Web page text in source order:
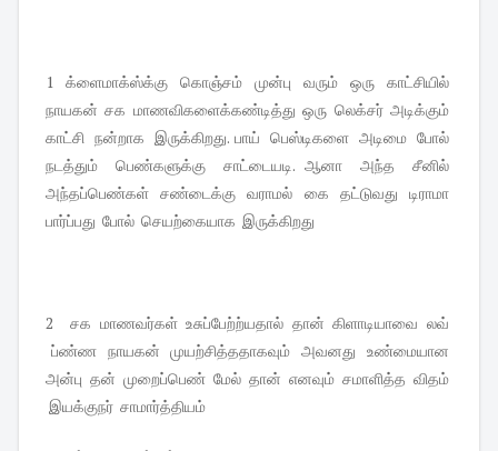
1 க்ளைமாக்ஸ்க்கு கொஞ்சம் முன்பு வரும் ஒரு காட்சியில்
நாயகன் சக மாணவிகளைக்கண்டித்து ஒரு லெக்சர் அடிக்கும்
காட்சி நன்றாக இருக்கிறது. பாய் பெஸ்டிகளை அடிமை போல்
நடத்தும் பெண்களுக்கு சாட்டையடி. ஆனா அந்த சீனில்
அந்தப்பெண்கள் சண்டைக்கு வராமல் கை தட்டுவது டிராமா
பார்ப்பது போல் செயற்கையாக இருக்கிறது
2 சக மாணவர்கள் உசுப்பேற்ற்யதால் தான் கிளாடியாவை லவ்
ப்ண்ண நாயகன் முயற்சித்ததாகவும் அவனது உண்மையான
அன்பு தன் முறைப்பெண் மேல் தான் எனவும் சமாளித்த விதம்
இயக்குநர் சாமார்த்தியம்